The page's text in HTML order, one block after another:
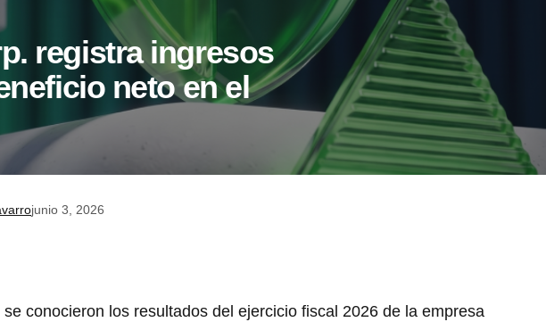
registra ingresos
neto en el
junio 3, 2026
se conocieron los resultados del ejercicio fiscal 2026 de la empresa